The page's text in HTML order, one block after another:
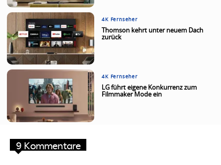
4K Fernseher
Thomson kehrt unter neuem Dach
zurück
4K Fernseher
LG führt eigene Konkurrenz zum
Filmmaker Mode ein
9 Kommentare